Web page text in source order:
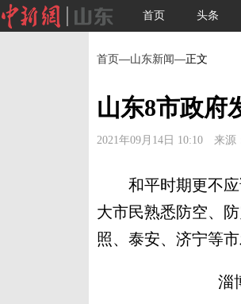
首页 头条
首页—山东新闻—正文
山东8市政府
2021年09月14日 10:10 来源
和平时期更不应
大市民熟悉防空、
照、泰安、济宁等
淄